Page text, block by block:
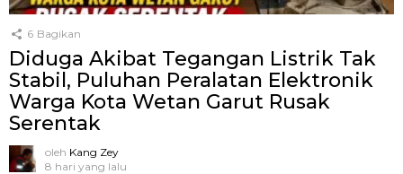
6 Bagikan
Diduga Akibat Tegangan Listrik Tak
Stabil, Puluhan Peralatan Elektronik
Warga Kota Wetan Garut Rusak
Serentak
oleh Kang Zey
8 hari yang lalu